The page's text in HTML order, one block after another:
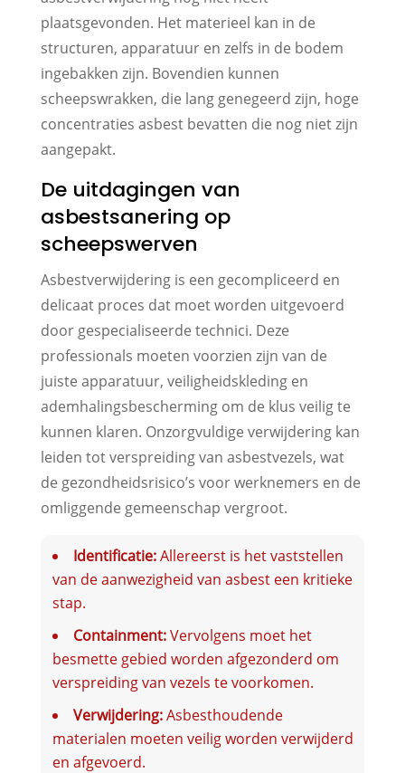
plaatsgevonden. Het materieel kan in de
structuren, apparatuur en zelfs in de bodem
ingebakken zijn. Bovendien kunnen
scheepswrakken, die lang genegeerd zijn, hoge
concentraties asbest bevatten die nog niet zijn
aangepakt.
De uitdagingen van
asbestsanering op
scheepswerven
Asbestverwijdering is een gecompliceerd en
delicaat proces dat moet worden uitgevoerd
door gespecialiseerde technici. Deze
professionals moeten voorzien zijn van de
juiste apparatuur, veiligheidskleding en
ademhalingsbescherming om de klus veilig te
kunnen klaren. Onzorgvuldige verwijdering kan
leiden tot verspreiding van asbestvezels, wat
de gezondheidsrisico’s voor werknemers en de
omliggende gemeenschap vergroot.
Identificatie:Allereerst is het vaststellen
van de aanwezigheid van asbest een kritieke
stap.
Containment:Vervolgens moet het
besmette gebied worden afgezonderd om
verspreiding van vezels te voorkomen.
Verwijdering:Asbesthoudende
materialen moeten veilig worden verwijderd
en afgevoerd.